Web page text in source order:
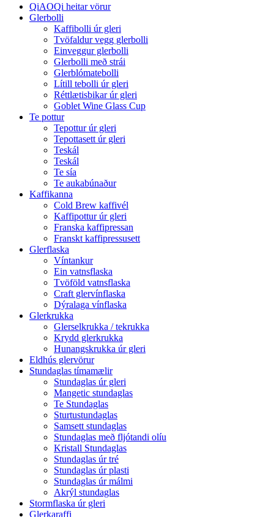
QiAOQi heitar vörur
Glerbolli
Kaffibolli úr gleri
Tvöfaldur vegg glerbolli
Einveggur glerbolli
Glerbolli með strái
Glerblómatebolli
Lítill tebolli úr gleri
Réttlætisbikar úr gleri
Goblet Wine Glass Cup
Te pottur
Tepottur úr gleri
Tepottasett úr gleri
Teskál
Teskál
Te sía
Te aukabúnaður
Kaffikanna
Cold Brew kaffivél
Kaffipottur úr gleri
Franska kaffipressan
Franskt kaffipressusett
Glerflaska
Víntankur
Ein vatnsflaska
Tvöföld vatnsflaska
Craft glervínflaska
Dýralaga vínflaska
Glerkrukka
Glerselkrukka / tekrukka
Krydd glerkrukka
Hunangskrukka úr gleri
Eldhús glervörur
Stundaglas tímamælir
Stundaglas úr gleri
Mangetic stundaglas
Te Stundaglas
Sturtustundaglas
Samsett stundaglas
Stundaglas með fljótandi olíu
Kristall Stundaglas
Stundaglas úr tré
Stundaglas úr plasti
Stundaglas úr málmi
Akrýl stundaglas
Stormflaska úr gleri
Glerkaraffi